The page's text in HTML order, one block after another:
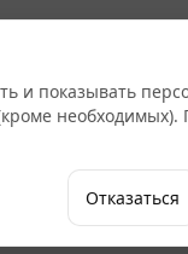
Компания
и показывать
Отказаться